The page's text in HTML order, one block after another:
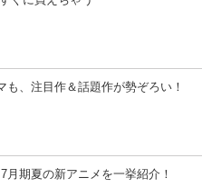
も、注目作＆話題作が勢ぞろい！
月期夏の新アニメを一挙紹介！